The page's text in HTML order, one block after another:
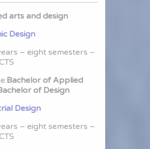
arts and design
Design
– eight semesters –
Bachelor of Applied
of Design
Design
– eight semesters –